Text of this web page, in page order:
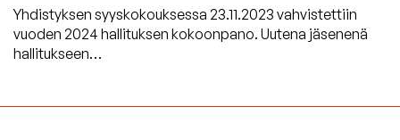
Yhdistyksen syyskokouksessa 23.11.2023 vahvistettiin
vuoden 2024 hallituksen kokoonpano. Uutena jäsenenä
hallitukseen…